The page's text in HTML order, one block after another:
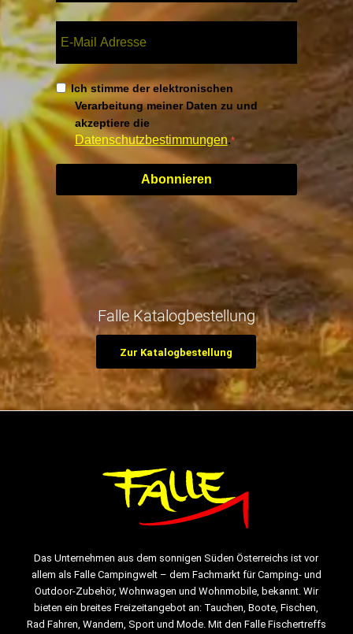
Ich stimme der elektronischen
Verarbeitung meiner Daten zu und
akzeptiere die
Datenschutzbestimmungen.
Abonnieren
Falle Katalogbestellung
Zur Katalogbestellung
Das Unternehmen aus dem sonnigen Süden Österreichs ist vor
allem als Falle Campingwelt – dem Fachmarkt für Camping- und
Outdoor-Zubehör, Wohnwagen und Wohnmobile, bekannt. Wir
bieten ein breites Freizeitangebot an: Tauchen, Boote, Fischen,
Rad Fahren, Wandern, Sport und Mode. Mit den Falle Fischertreffs